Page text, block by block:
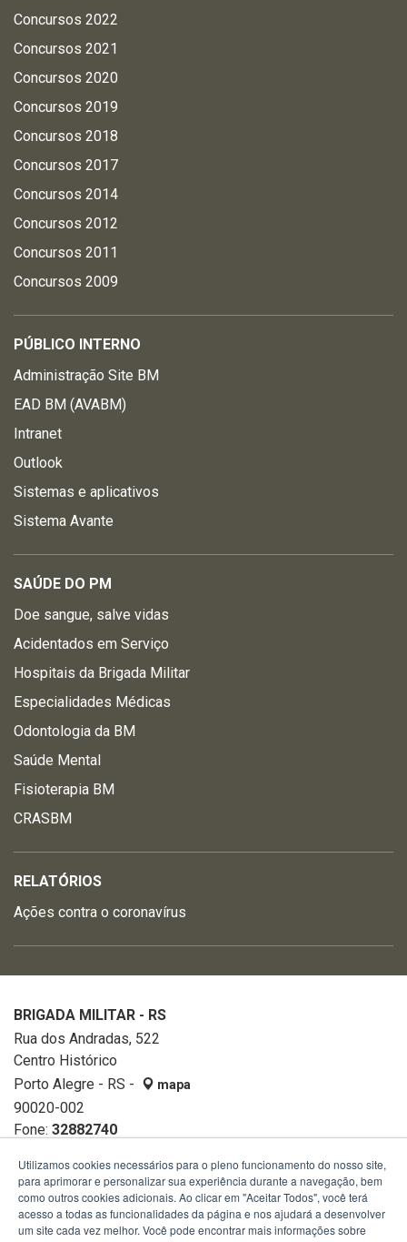
Concursos 2022
Concursos 2021
Concursos 2020
Concursos 2019
Concursos 2018
Concursos 2017
Concursos 2014
Concursos 2012
Concursos 2011
Concursos 2009
PÚBLICO INTERNO
Administração Site BM
EAD BM (AVABM)
Intranet
Outlook
Sistemas e aplicativos
Sistema Avante
SAÚDE DO PM
Doe sangue, salve vidas
Acidentados em Serviço
Hospitais da Brigada Militar
Especialidades Médicas
Odontologia da BM
Saúde Mental
Fisioterapia BM
CRASBM
RELATÓRIOS
Ações contra o coronavírus
BRIGADA MILITAR - RS
Rua dos Andradas, 522
Centro Histórico
Porto Alegre - RS -
mapa
90020-002
Fone: 32882740
Utilizamos cookies necessários para o pleno funcionamento do nosso site,
para aprimorar e personalizar sua experiência durante a navegação, bem
como outros cookies adicionais. Ao clicar em "Aceitar Todos", você terá
acesso a todas as funcionalidades da página e nos ajudará a desenvolver
um site cada vez melhor. Você pode encontrar mais informações sobre